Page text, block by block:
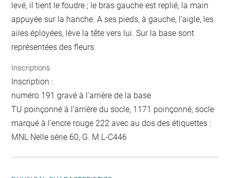
levé, il tient le foudre ; le bras gauche est replié, la main
appuyée sur la hanche. A ses pieds, à gauche, l'aigle, les
ailes éployées, lève la tête vers lui. Sur la base sont
représentées des fleurs.
Inscriptions
Inscription :
numéro 191 gravé à l'arrière de la base
TU poinçonné à l'arrière du socle, 1171 poinçonné, socle
marqué à l'encre rouge 222 avec au dos des étiquettes :
MNL Nelle série 60, G. M L-C446